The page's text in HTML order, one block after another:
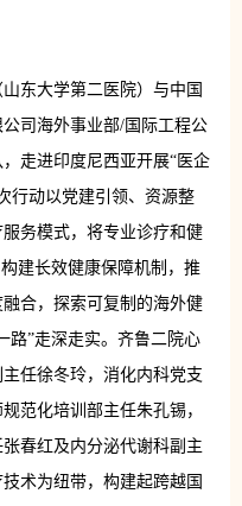
东大学第二医院）与中国
司海外事业部/国际工程公
走进印度尼西亚开展“医企
行动以党建引领、资源整
务模式，将专业诊疗和健
建长效健康保障机制，推
合，探索可复制的海外健
路”走深走实。齐鲁二院心
任徐冬玲，消化内科党支
范化培训部主任朱孔锡，
春红及内分泌代谢科副主
术为纽带，构建起跨越国